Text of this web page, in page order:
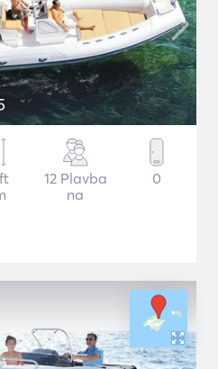
12 Plavba
na
0